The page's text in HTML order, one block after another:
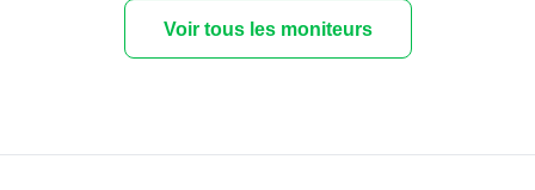
Voir tous les moniteurs